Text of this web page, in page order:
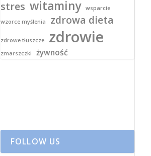
stres witaminy
wsparcie
wzorce myślenia
zdrowa dieta
zdrowe tłuszcze zdrowie
zmarszczki żywność
FOLLOW US